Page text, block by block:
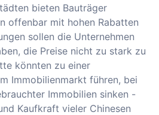
bieten Bauträger
offenbar mit hohen Rabatten
sollen die Unternehmen
die Preise nicht zu stark zu
könnten zu einer
Immobilienmarkt führen, bei
Immobilien sinken -
Kaufkraft vieler Chinesen